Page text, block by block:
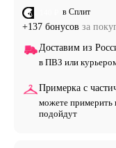
от 1 140 ₽ в Сплит
+137 бонусов за
Доставим из
в ПВЗ или
Примерка с
можете примерить
подойдут